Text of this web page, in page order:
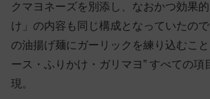
クマヨネーズを別添し、なおかつ効果
け」の内容も同じ構成となっていたの
の油揚げ麺にガーリックを練り込むこ
ース・ふりかけ・ガリマヨ” すべての項
現。